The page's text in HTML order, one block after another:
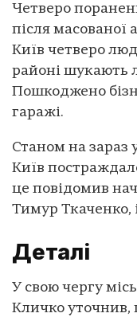
Четверо
після масованої
Київ четверо
районі шукають
Пошкоджено
гаражі.
Станом на зараз
Київ
це повідомив
Тимур Ткаченко,
Деталі
У свою чергу
Кличко уточнив,